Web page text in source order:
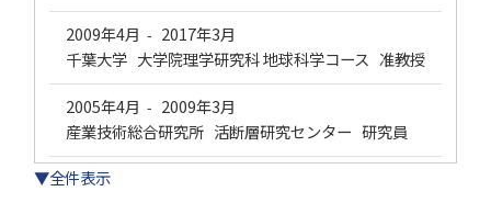
2009年4月 - 2017年3月
千葉大学 大学院理学研究科 地球科学コース 准教授
2005年4月 - 2009年3月
産業技術総合研究所 活断層研究センター 研究員
▼全件表示